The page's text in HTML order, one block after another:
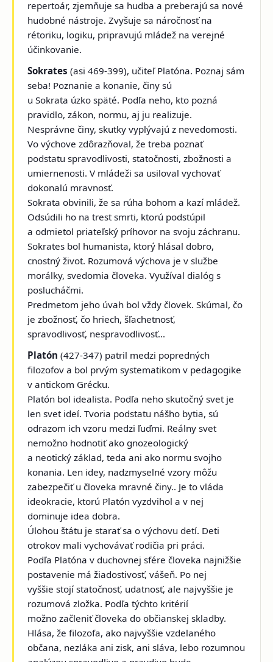
repertoár, zjemňuje sa hudba a preberajú sa nové
hudobné nástroje. Zvyšuje sa náročnosť na
rétoriku, logiku, pripravujú mládež na verejné
účinkovanie.
Sokrates (asi 469-399), učiteľ Platóna. Poznaj sám
seba! Poznanie a konanie, činy sú
u Sokrata úzko späté. Podľa neho, kto pozná
pravidlo, zákon, normu, aj ju realizuje.
Nesprávne činy, skutky vyplývajú z nevedomosti.
Vo výchove zdôrazňoval, že treba poznať
podstatu spravodlivosti, statočnosti, zbožnosti a
umiernenosti. V mládeži sa usiloval vychovať
dokonalú mravnosť.
Sokrata obvinili, že sa rúha bohom a kazí mládež.
Odsúdili ho na trest smrti, ktorú podstúpil
a odmietol priateľský príhovor na svoju záchranu.
Sokrates bol humanista, ktorý hlásal dobro,
cnostný život. Rozumová výchova je v službe
morálky, svedomia človeka. Využíval dialóg s
poslucháčmi.
Predmetom jeho úvah bol vždy človek. Skúmal, čo
je zbožnosť, čo hriech, šľachetnosť,
spravodlivosť, nespravodlivosť...
Platón (427-347) patril medzi popredných
filozofov a bol prvým systematikom v pedagogike
v antickom Grécku.
Platón bol idealista. Podľa neho skutočný svet je
len svet ideí. Tvoria podstatu nášho bytia, sú
odrazom ich vzoru medzi ľuďmi. Reálny svet
nemožno hodnotiť ako gnozeologický
a neotický základ, teda ani ako normu svojho
konania. Len idey, nadzmyselné vzory môžu
zabezpečiť u človeka mravné činy.. Je to vláda
ideokracie, ktorú Platón vyzdvihol a v nej
dominuje idea dobra.
Úlohou štátu je starať sa o výchovu detí. Deti
otrokov mali vychovávať rodičia pri práci.
Podľa Platóna v duchovnej sfére človeka najnižšie
postavenie má žiadostivosť, vášeň. Po nej
vyššie stojí statočnosť, udatnosť, ale najvyššie je
rozumová zložka. Podľa týchto kritérií
možno začleniť človeka do občianskej skladby.
Hlása, že filozofa, ako najvyššie vzdelaného
občana, nezláka ani zisk, ani sláva, lebo rozumnou